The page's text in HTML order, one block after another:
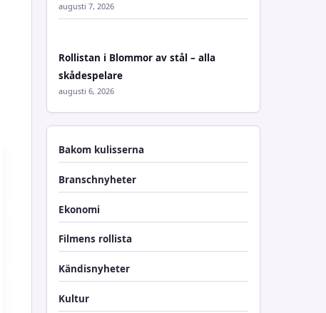
augusti 7, 2026
Rollistan i Blommor av stål – alla
skådespelare
augusti 6, 2026
Bakom kulisserna
Branschnyheter
Ekonomi
Filmens rollista
Kändisnyheter
Kultur